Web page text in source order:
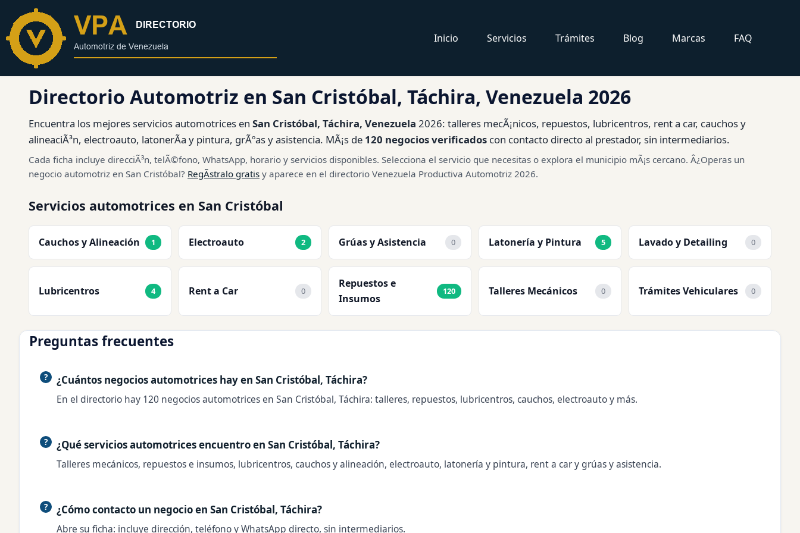
contenido
Inicio
Servicios Trámites Blog Marcas FAQ
Directorio Automotriz en San Cristóbal, Táchira, Venezuela 2026
Encuentra los mejores servicios automotrices en San Cristóbal, Táchira, Venezuela 2026: talleres mecÃ¡nicos, repuestos, lubricentros, rent a car, cauchos y
alineaciÃ³n, electroauto, latonerÃ­a y pintura, grÃºas y asistencia. MÃ¡s de 120 negocios verificados con contacto directo al prestador, sin intermediarios.
Cada ficha incluye direcciÃ³n, telÃ©fono, WhatsApp, horario y servicios disponibles. Selecciona el servicio que necesitas o explora el municipio mÃ¡s cercano. Â¿Operas un
negocio automotriz en San Cristóbal? RegÃ­stralo gratis y aparece en el directorio Venezuela Productiva Automotriz 2026.
Servicios automotrices en San Cristóbal
Cauchos y Alineación 1 Electroauto 2 Grúas y Asistencia 0 Latonería y Pintura 5 Lavado y Detailing 0
Lubricentros 4 Rent a Car 0
Repuestos e
Insumos
120 Talleres Mecánicos 0 Trámites Vehiculares 0
Preguntas frecuentes
¿Cuántos negocios automotrices hay en San Cristóbal, Táchira?
En el directorio hay 120 negocios automotrices en San Cristóbal, Táchira: talleres, repuestos, lubricentros, cauchos, electroauto y más.
¿Qué servicios automotrices encuentro en San Cristóbal, Táchira?
Talleres mecánicos, repuestos e insumos, lubricentros, cauchos y alineación, electroauto, latonería y pintura, rent a car y grúas y asistencia.
¿Cómo contacto un negocio en San Cristóbal, Táchira?
Abre su ficha: incluye dirección, teléfono y WhatsApp directo, sin intermediarios.